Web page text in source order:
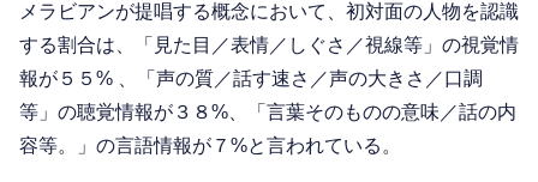
メラビアンが提唱する概念において、初対面の人物を認識
する割合は、「見た目／表情／しぐさ／視線等」の視覚情
報が５５% 、「声の質／話す速さ／声の大きさ／口調
等」の聴覚情報が３８%、「言葉そのものの意味／話の内
容等。」の言語情報が７%と言われている。